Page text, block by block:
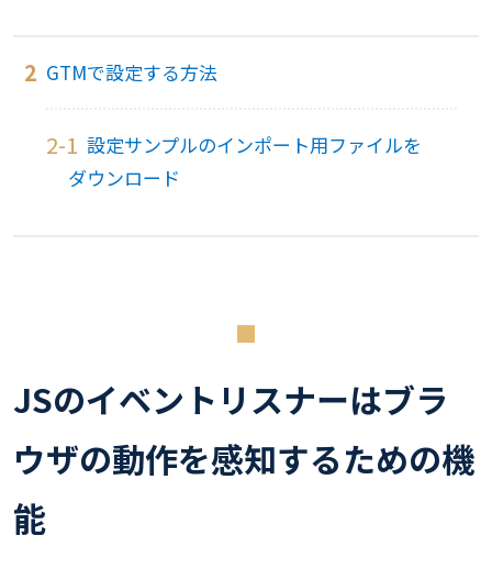
GTMで設定する方法
設定サンプルのインポート用ファイルを
ダウンロード
JSのイベントリスナーはブラ
ウザの動作を感知するための機
能